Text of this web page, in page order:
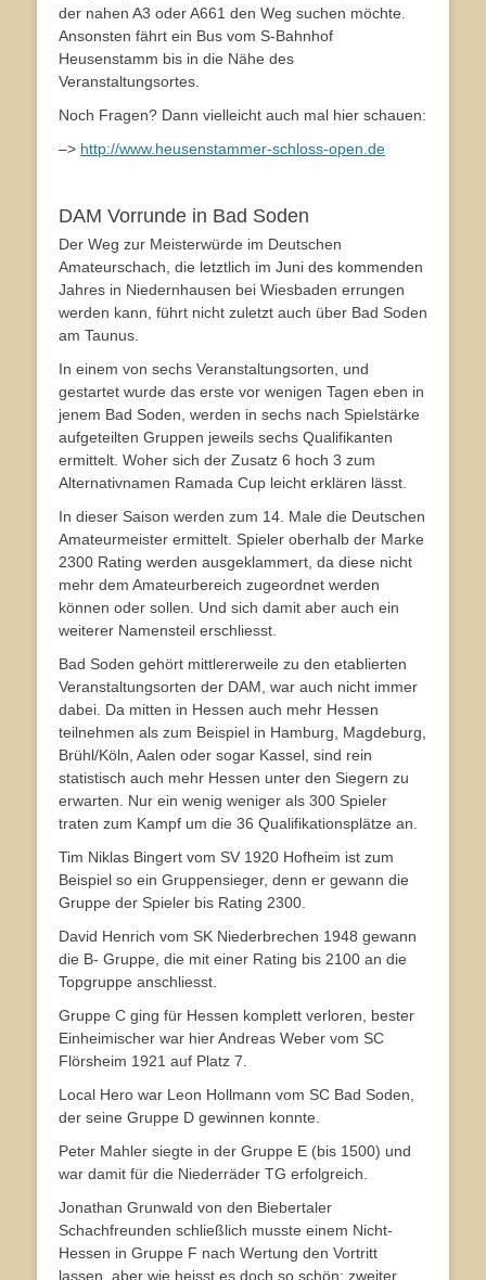
der nahen A3 oder A661 den Weg suchen möchte.
Ansonsten fährt ein Bus vom S-Bahnhof
Heusenstamm bis in die Nähe des
Veranstaltungsortes.
Noch Fragen? Dann vielleicht auch mal hier schauen:
–> http://www.heusenstammer-schloss-open.de
DAM Vorrunde in Bad Soden
Der Weg zur Meisterwürde im Deutschen
Amateurschach, die letztlich im Juni des kommenden
Jahres in Niedernhausen bei Wiesbaden errungen
werden kann, führt nicht zuletzt auch über Bad Soden
am Taunus.
In einem von sechs Veranstaltungsorten, und
gestartet wurde das erste vor wenigen Tagen eben in
jenem Bad Soden, werden in sechs nach Spielstärke
aufgeteilten Gruppen jeweils sechs Qualifikanten
ermittelt. Woher sich der Zusatz 6 hoch 3 zum
Alternativnamen Ramada Cup leicht erklären lässt.
In dieser Saison werden zum 14. Male die Deutschen
Amateurmeister ermittelt. Spieler oberhalb der Marke
2300 Rating werden ausgeklammert, da diese nicht
mehr dem Amateurbereich zugeordnet werden
können oder sollen. Und sich damit aber auch ein
weiterer Namensteil erschliesst.
Bad Soden gehört mittlererweile zu den etablierten
Veranstaltungsorten der DAM, war auch nicht immer
dabei. Da mitten in Hessen auch mehr Hessen
teilnehmen als zum Beispiel in Hamburg, Magdeburg,
Brühl/Köln, Aalen oder sogar Kassel, sind rein
statistisch auch mehr Hessen unter den Siegern zu
erwarten. Nur ein wenig weniger als 300 Spieler
traten zum Kampf um die 36 Qualifikationsplätze an.
Tim Niklas Bingert vom SV 1920 Hofheim ist zum
Beispiel so ein Gruppensieger, denn er gewann die
Gruppe der Spieler bis Rating 2300.
David Henrich vom SK Niederbrechen 1948 gewann
die B- Gruppe, die mit einer Rating bis 2100 an die
Topgruppe anschliesst.
Gruppe C ging für Hessen komplett verloren, bester
Einheimischer war hier Andreas Weber vom SC
Flörsheim 1921 auf Platz 7.
Local Hero war Leon Hollmann vom SC Bad Soden,
der seine Gruppe D gewinnen konnte.
Peter Mahler siegte in der Gruppe E (bis 1500) und
war damit für die Niederräder TG erfolgreich.
Jonathan Grunwald von den Biebertaler
Schachfreunden schließlich musste einem Nicht-
Hessen in Gruppe F nach Wertung den Vortritt
lassen, aber wie heisst es doch so schön: zweiter